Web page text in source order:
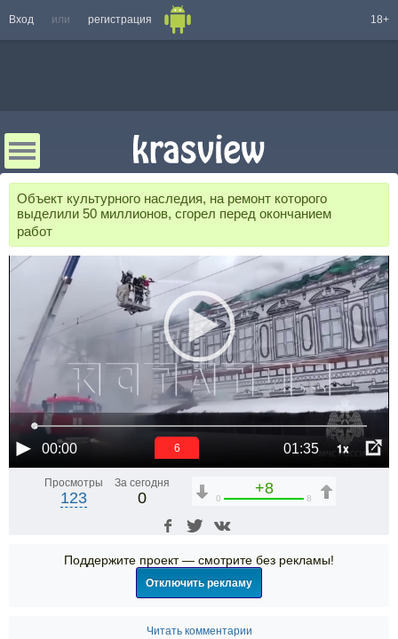
Вход или регистрация 18+
Объект культурного наследия, на ремонт которого
выделили 50 миллионов, сгорел перед окончанием
работ
00:00 01:35 1x
6
Просмотры
123
За сегодня
0
+8
0 8
Поддержите проект — смотрите без рекламы!
Отключить рекламу
Читать комментарии